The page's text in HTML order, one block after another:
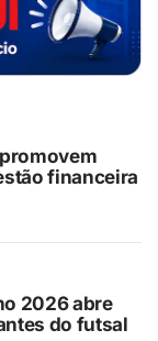
financeira
2026 abre
do futsal